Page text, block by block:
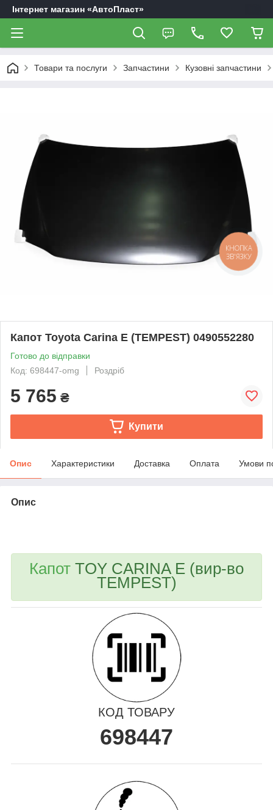
Інтернет магазин «АвтоПласт»
Товари та послуги Запчастини Кузовні запчастини
Капот Toyota Carina E (TEMPEST) 0490552280
Готово до відправки
Код: 698447-omg
Роздріб
5 765 ₴
Купити
Опис Характеристики Доставка Оплата Умови
Опис
Капот TOY CARINA E (вир-во
TEMPEST)
КОД ТОВАРУ
698447
КНОПКА
ЗВ'ЯЗКУ